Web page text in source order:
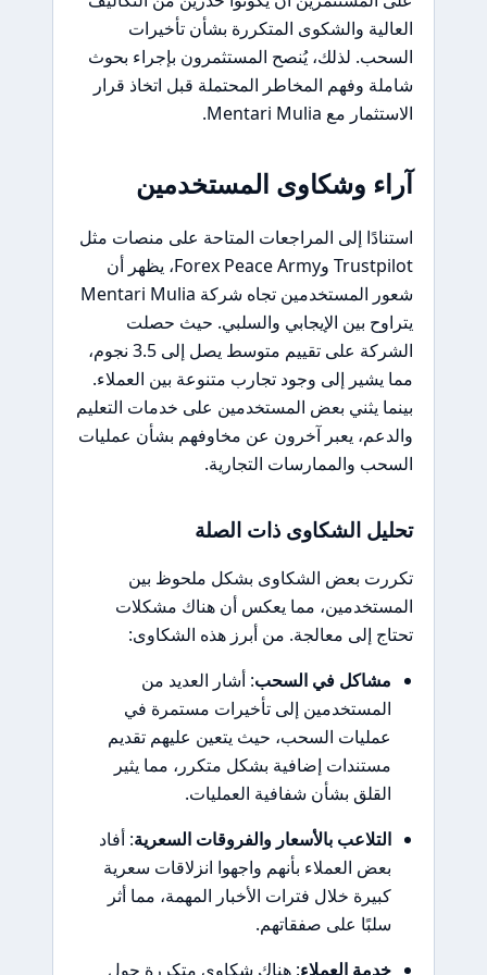
العالية والشكوى المتكررة بشأن تأخيرات
السحب. لذلك، يُنصح المستثمرون بإجراء بحوث
شاملة وفهم المخاطر المحتملة قبل اتخاذ قرار
الاستثمار مع Mentari Mulia.
آراء وشكاوى المستخدمين
استنادًا إلى المراجعات المتاحة على منصات مثل
Trustpilot وForex Peace Army، يظهر أن
شعور المستخدمين تجاه شركة Mentari Mulia
يتراوح بين الإيجابي والسلبي. حيث حصلت
الشركة على تقييم متوسط يصل إلى 3.5 نجوم،
مما يشير إلى وجود تجارب متنوعة بين العملاء.
بينما يثني بعض المستخدمين على خدمات التعليم
والدعم، يعبر آخرون عن مخاوفهم بشأن عمليات
السحب والممارسات التجارية.
تحليل الشكاوى ذات الصلة
تكررت بعض الشكاوى بشكل ملحوظ بين
المستخدمين، مما يعكس أن هناك مشكلات
تحتاج إلى معالجة. من أبرز هذه الشكاوى:
مشاكل في السحب: أشار العديد من
المستخدمين إلى تأخيرات مستمرة في
عمليات السحب، حيث يتعين عليهم تقديم
مستندات إضافية بشكل متكرر، مما يثير
القلق بشأن شفافية العمليات.
التلاعب بالأسعار والفروقات السعرية: أفاد
بعض العملاء بأنهم واجهوا انزلاقات سعرية
كبيرة خلال فترات الأخبار المهمة، مما أثر
سلبًا على صفقاتهم.
خدمة العملاء: هناك شكاوى متكررة حول